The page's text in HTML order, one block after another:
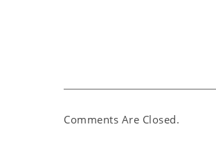
Comments Are Closed.